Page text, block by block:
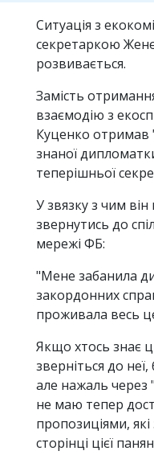
Ситуація з
секретаркою
розвивається.
Замість
взаємодію з
Куценко отримав
знаної
теперішньої
У звязку з чим
звернутись до
мережі ФБ:
"Мене забанила
закордонних
проживала весь
Якщо хтось знає
зверніться до
але нажаль
не маю тепер
пропозиціями,
сторінці цієї